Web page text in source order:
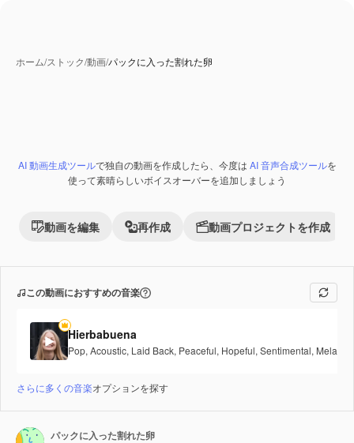
ホーム/ストック/動画/パックに入った割れた卵
Premium
AI 動画生成ツールで独自の動画を作成したら、今度は AI 音声合成ツールを
使って素晴らしいボイスオーバーを追加しましょう
動画を編集 再作成 動画プロジェクトを作成
この動画におすすめの音楽
Hierbabuena
Pop, Acoustic, Laid Back, Peaceful, Hopeful, Sentimental,
さらに多くの音楽オプションを探す
パックに入った割れた卵